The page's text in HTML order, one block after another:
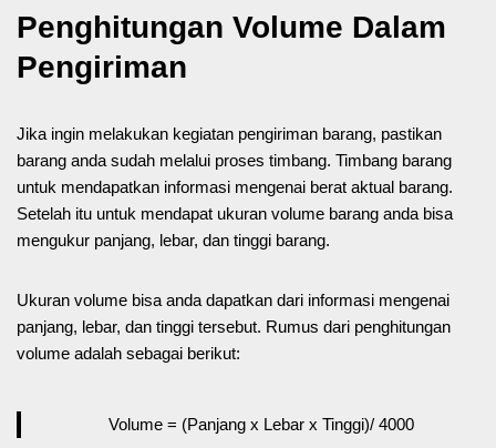
Penghitungan Volume Dalam
Pengiriman
Jika ingin melakukan kegiatan pengiriman barang, pastikan
barang anda sudah melalui proses timbang. Timbang barang
untuk mendapatkan informasi mengenai berat aktual barang.
Setelah itu untuk mendapat ukuran volume barang anda bisa
mengukur panjang, lebar, dan tinggi barang.
Ukuran volume bisa anda dapatkan dari informasi mengenai
panjang, lebar, dan tinggi tersebut. Rumus dari penghitungan
volume adalah sebagai berikut:
Volume = (Panjang x Lebar x Tinggi)/ 4000